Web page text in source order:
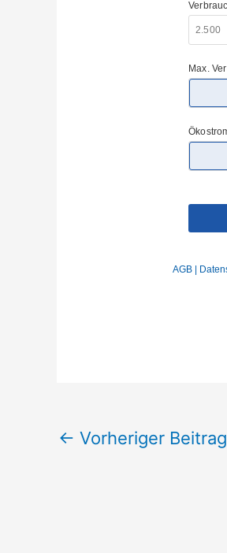
← Vorheriger Beitrag